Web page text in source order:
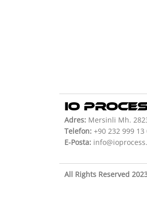
IO
Adres: Mersinli Mh.
Telefon: +90 232 999 13
E-Posta:
All Rights Reserved